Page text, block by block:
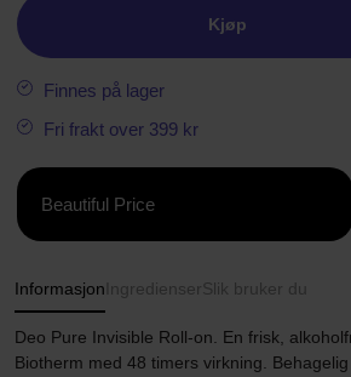
Kjøp
Finnes på lager
Fri frakt over 399 kr
Beautiful Price
Informasjon Ingredienser Slik bruker du
Deo Pure Invisible Roll-on. En frisk,
Biotherm med 48 timers virkning.